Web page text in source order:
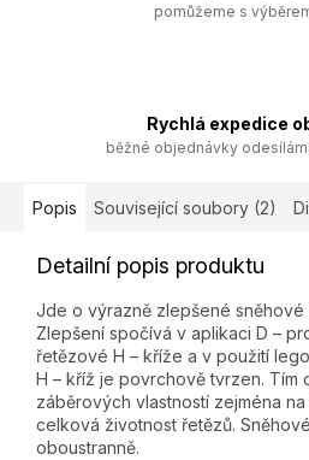
pomůžeme s
Rychlá expedice
běžné objednávky
Popis Související soubory (2)
Detailní popis produktu
Jde o výrazně zlepšené sněhové
Zlepšení spočívá v aplikaci D –
řetězové H – kříže a v použití
H – kříž je povrchově tvrzen. Tím
záběrových vlastností zejména
celková životnost řetězů.
oboustranně.